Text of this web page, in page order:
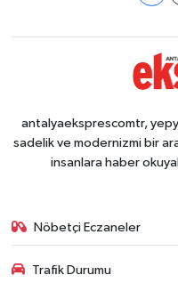
antalyaeksprescomtr,
sadelik ve modernizmi bir
insanlara haber
Nöbetçi Eczaneler
Trafik Durumu